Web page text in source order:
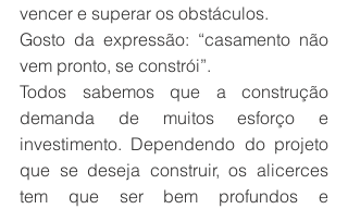
vencer e superar os obstáculos.
Gosto da expressão: “casamento não
vem pronto, se constrói”.
Todos sabemos que a construção
demanda de muitos esforço e
investimento. Dependendo do projeto
que se deseja construir, os alicerces
tem que ser bem profundos e